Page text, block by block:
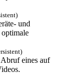
und
eines auf